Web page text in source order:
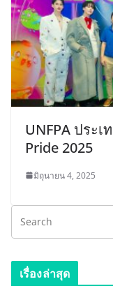
UNFPA ประ
Pride 2025
มิถุนายน 4, 2025
เรื่องล่าสุด